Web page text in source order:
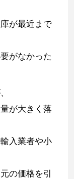
が最近まで
がなかった
が大きく落
入業者や小
の価格を引